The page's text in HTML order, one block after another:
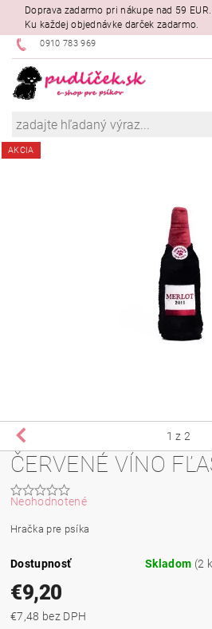
Doprava zadarmo pri nákupe nad 59
Ku každej objednávke darček zadarmo.
0910 783 969
AKCIA
1 z 2
ČERVENÉ VÍNO
Neohodnotené
Hračka pre psíka
Dostupnosť Skladom (2
€9,20
€7,48 bez DPH